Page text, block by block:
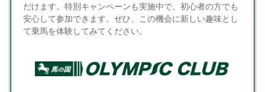
だけます。特別キャンペーンも実施中で、初心者の方でも
安心して参加できます。ぜひ、この機会に新しい趣味とし
て乗馬を体験してみてください。